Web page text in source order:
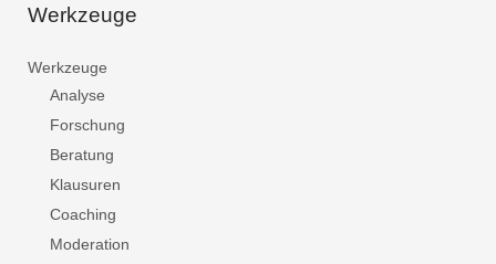
Werkzeuge
Werkzeuge
Analyse
Forschung
Beratung
Klausuren
Coaching
Moderation